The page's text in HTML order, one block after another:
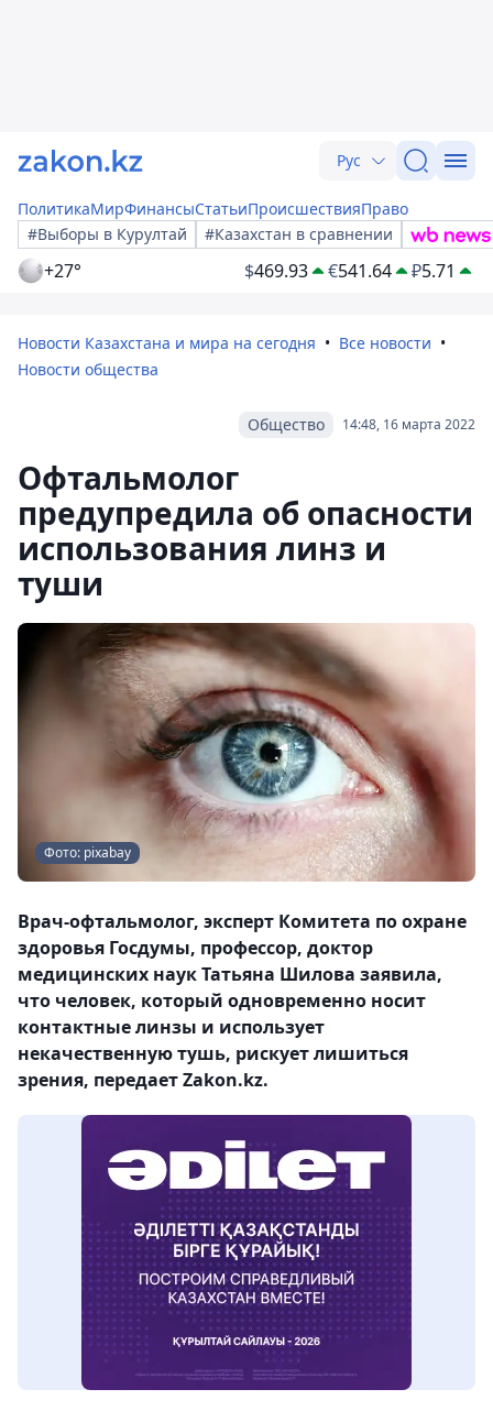
Рус
ПолитикаМирФинансыСтатьиПроисшествияПраво
#Выборы в Курултай
#Казахстан в сравнении
+27° $469.93 €541.64 ₽5.71
Новости Казахстана и мира на сегодня
Все новости
Новости общества
14:48, 16 марта 2022
Общество
Офтальмолог
предупредила об опасности
использования линз и
туши
Фото: pixabay
Врач-офтальмолог, эксперт Комитета по охране
здоровья Госдумы, профессор, доктор
медицинских наук Татьяна Шилова заявила,
что человек, который одновременно носит
контактные линзы и использует
некачественную тушь, рискует лишиться
зрения, передает Zakon.kz.